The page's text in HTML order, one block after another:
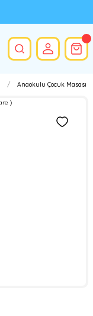
Anaokulu Çocuk Masası (